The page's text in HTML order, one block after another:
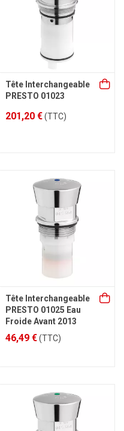
Tête Interchangeable
PRESTO 01023
201,20 €(TTC)
Tête Interchangeable
PRESTO 01025 Eau
Froide Avant 2013
46,49 €(TTC)